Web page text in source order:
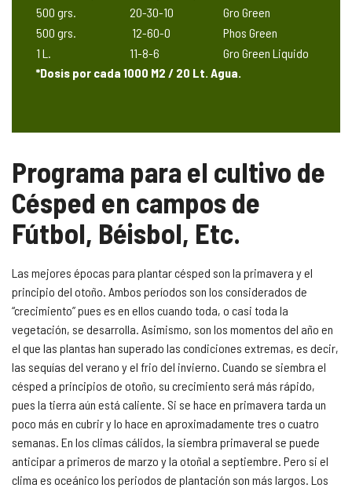
500 grs.
20-30-10
Gro Green
500 grs.
12-60-0
Phos Green
1 L.
11-8-6
Gro Green Liquido
*Dosis por cada 1000 M2 / 20 Lt. Agua.
Programa para el cultivo de
Césped en campos de
Fútbol, Béisbol, Etc.
Las mejores épocas para plantar césped son la primavera y el
principio del otoño. Ambos períodos son los considerados de
“crecimiento” pues es en ellos cuando toda, o casi toda la
vegetación, se desarrolla. Asimismo, son los momentos del año en
el que las plantas han superado las condiciones extremas, es decir,
las sequías del verano y el frio del invierno. Cuando se siembra el
césped a principios de otoño, su crecimiento será más rápido,
pues la tierra aún está caliente. Si se hace en primavera tarda un
poco más en cubrir y lo hace en aproximadamente tres o cuatro
semanas. En los climas cálidos, la siembra primaveral se puede
anticipar a primeros de marzo y la otoñal a septiembre. Pero si el
clima es oceánico los periodos de plantación son más largos. Los